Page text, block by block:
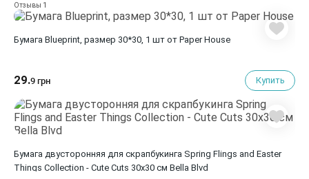
Отзывы 1
Бумага Blueprint, размер 30*30, 1 шт от Paper House
29.9 грн Купить
Бумага двусторонняя для скрапбукинга Spring Flings and Easter
Things Collection - Cute Cuts 30х30 см Bella Blvd